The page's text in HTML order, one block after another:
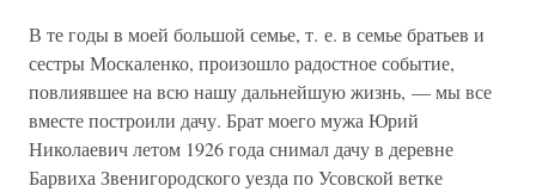
В те годы в моей большой семье, т. е. в семье братьев и
сестры Москаленко, произошло радостное событие,
повлиявшее на всю нашу дальнейшую жизнь, — мы все
вместе построили дачу. Брат моего мужа Юрий
Николаевич летом 1926 года снимал дачу в деревне
Барвиха Звенигородского уезда по Усовской ветке